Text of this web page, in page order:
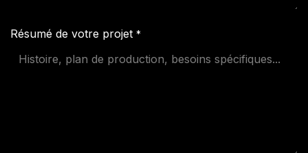
Résumé de votre projet *